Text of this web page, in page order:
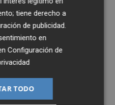
tiene derecho a
de publicidad
en
Configuración de
TODO